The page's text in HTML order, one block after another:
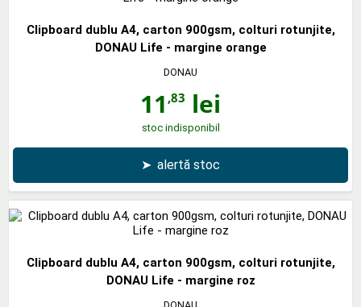
Clipboard dublu A4, carton 900gsm, colturi rotunjite,
DONAU Life - margine orange
DONAU
11 ,83 lei
stoc indisponibil
➤ alertă stoc
Clipboard dublu A4, carton 900gsm, colturi rotunjite,
DONAU Life - margine roz
DONAU